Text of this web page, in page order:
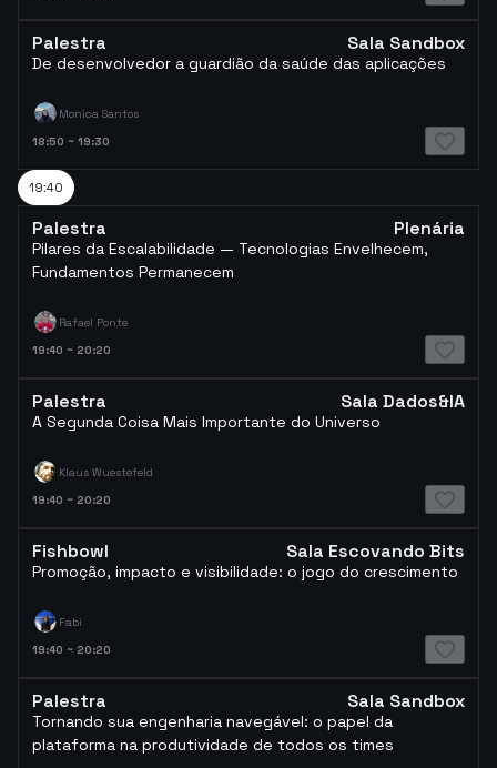
Palestra Sala Sandbox
De desenvolvedor a guardião da saúde das aplicações
Monica Santos
18:50 ~ 19:30
19:40
Palestra Plenária
Pilares da Escalabilidade — Tecnologias Envelhecem,
Fundamentos Permanecem
Rafael Ponte
19:40 ~ 20:20
Palestra Sala Dados&IA
A Segunda Coisa Mais Importante do Universo
Klaus Wuestefeld
19:40 ~ 20:20
Fishbowl Sala Escovando Bits
Promoção, impacto e visibilidade: o jogo do crescimento
Fabi
19:40 ~ 20:20
Palestra Sala Sandbox
Tornando sua engenharia navegável: o papel da
plataforma na produtividade de todos os times